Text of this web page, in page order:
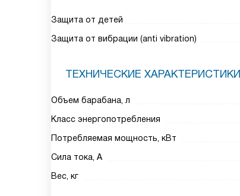
Защита от детей
Защита от вибрации (anti vibration)
ТЕХНИЧЕСКИЕ ХАРАКТЕРИСТИКИ
Объем барабана, л
Класс энергопотребления
Потребляемая мощность, кВт
Сила тока, А
Вес, кг